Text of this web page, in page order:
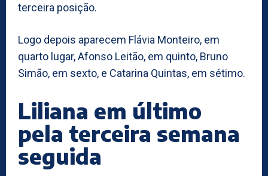
terceira posição.
Logo depois aparecem Flávia Monteiro, em
quarto lugar, Afonso Leitão, em quinto, Bruno
Simão, em sexto, e Catarina Quintas, em sétimo.
Liliana em último
pela terceira semana
seguida